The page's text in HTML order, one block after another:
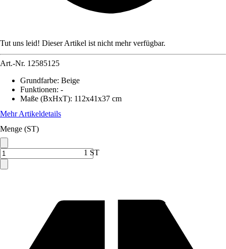
Tut uns leid! Dieser Artikel ist nicht mehr verfügbar.
Art.-Nr. 12585125
Grundfarbe: Beige
Funktionen: -
Maße (BxHxT): 112x41x37 cm
Mehr Artikeldetails
Menge (ST)
1 ST